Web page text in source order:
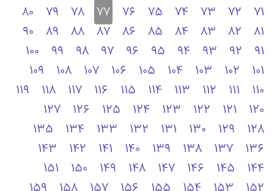
71
72
73
74
75
76
77
78
79
80
81
82
83
84
85
86
87
88
89
90
91
92
93
94
95
96
97
98
99
100
101
102
103
104
105
106
107
108
109
110
111
112
113
114
115
116
117
118
119
120
121
122
123
124
125
126
127
128
129
130
131
132
133
134
135
136
137
138
139
140
141
142
143
144
145
146
147
148
149
150
151